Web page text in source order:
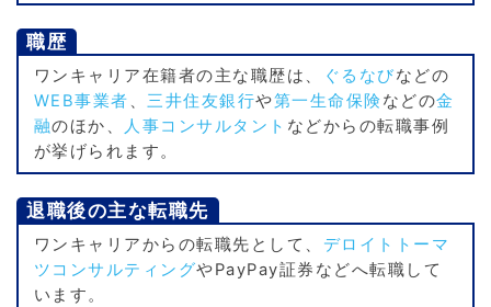
職歴
ワンキャリア在籍者の主な職歴は、 ぐるなびなどの
WEB事業者 、三井住友銀行や第一生命保険などの金
融のほか、 人事コンサルタント などからの転職事例
が挙げられます。
退職後の主な転職先
ワンキャリアからの転職先として、 デロイトトーマ
ツコンサルティングやPayPay証券などへ転職して
います。